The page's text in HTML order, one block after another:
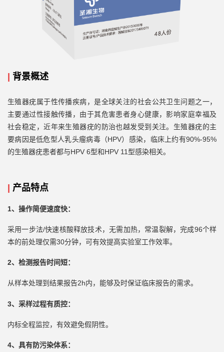
背景概述
生殖器疣属于性传播疾病，是全球关注的社会公共卫生问题之一，
主要通过性接触传播，由于其危害患者身心健康，影响家庭幸福及
社会稳定，近年来生殖器疣的防治也越发受到关注。生殖器疣的主
要病因是低危型人乳头瘤病毒（HPV）感染，临床上约有90%-95%
的生殖器疣患者都与HPV 6型和HPV 11型感染相关。
产品特点
1、 操作简便速度快：
采用一步法/快速核酸释放技术，无需加热，常温裂解，完成96个样
本的前处理仅需30分钟，可有效提高实验室工作效率。
2、检测报告时间短：
从样本处理到结果报告2h内，能够及时保证临床报告的需求。
3、采样过程有质控：
内标全程监控，有效避免假阴性。
4、具有防污染体系：